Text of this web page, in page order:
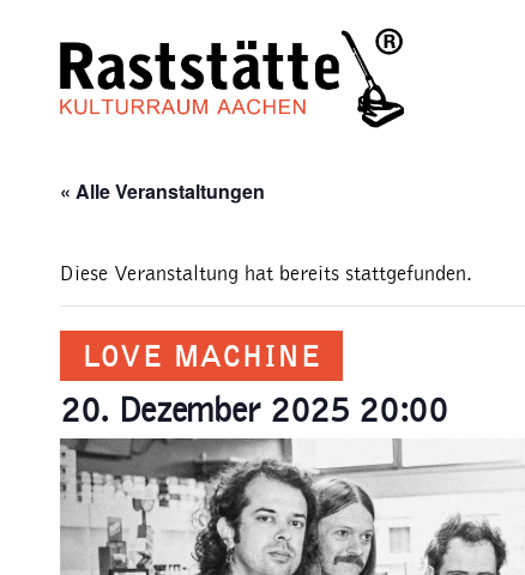
springen
« Alle Veranstaltungen
Diese Veranstaltung hat bereits stattgefunden.
LOVE MACHINE
20. Dezember 2025 20:00